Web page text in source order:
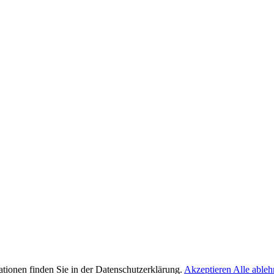
finden Sie in der Datenschutzerklärung. Akzeptieren Alle